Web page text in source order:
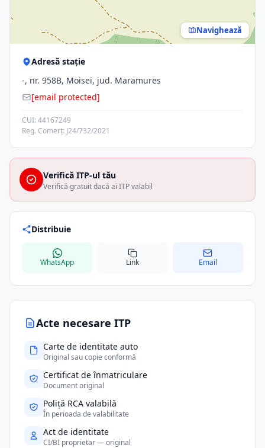
Acte necesare ITP
Carte de identitate auto
Original sau copie conformă
Certificat de înmatriculare
Document original
Poliță RCA valabilă
În perioada de valabilitate
Act de identitate
CI/BI proprietar — original
Navighează
Adresă stație
-, nr. 958B, Moisei, jud. Maramures
[email protected]
CUI: 44167249
Reg. Comerț: J24/732/2021
Verifică ITP-ul tău
Verifică gratuit dacă ai ITP valabil
Distribuie
WhatsApp Link Email